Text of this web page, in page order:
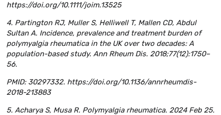
https://doi.org/10.1111/joim.13525
4. Partington RJ, Muller S, Helliwell T, Mallen CD, Abdul
Sultan A. Incidence, prevalence and treatment burden of
polymyalgia rheumatica in the UK over two decades: A
population-based study. Ann Rheum Dis. 2018;77(12):1750–
56.
PMID: 30297332. https://doi.org/10.1136/annrheumdis-
2018-213883
5. Acharya S, Musa R. Polymyalgia rheumatica. 2024 Feb 25.